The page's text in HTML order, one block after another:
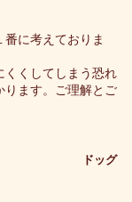
番に考えておりま
くくしてしまう恐れ
ります。ご理解とご